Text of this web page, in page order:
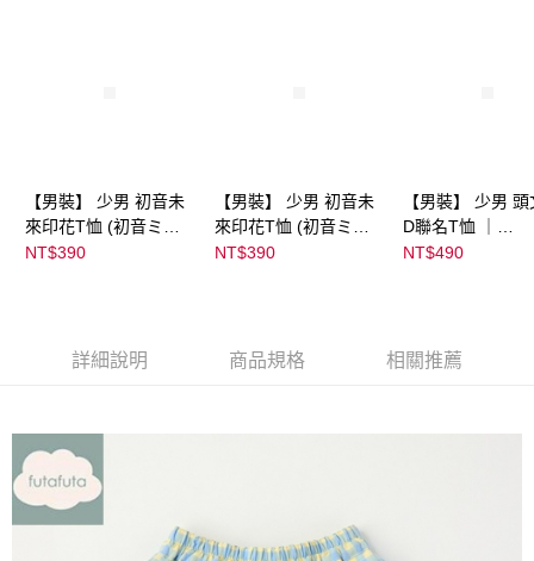
【男裝】 少男 初音未
來印花T恤 (初音ミク)
｜
NT$390
【男裝】 少男 初音未
來印花T恤 (初音ミク)
｜
NT$390
【男裝】 少男
D聯名T恤 ｜
NT$490
詳細說明 商品規格 相關推薦